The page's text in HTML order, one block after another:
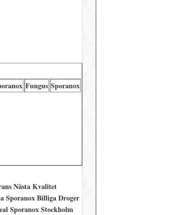
Fungus Sporanox
Nästa Kvalitet
Sporanox Billiga Droger
Sporanox Stockholm